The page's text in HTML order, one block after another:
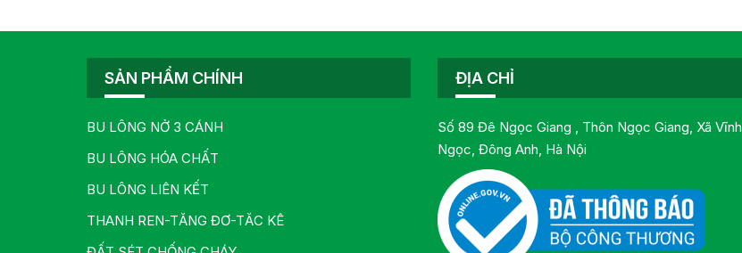
SẢN PHẨM CHÍNH
BU LÔNG NỞ 3 CÁNH
BU LÔNG HÓA CHẤT
BU LÔNG LIÊN KẾT
THANH REN-TĂNG ĐƠ-TĂC KÊ
ĐỊA CHỈ
Số 89 Đê Ngọc Giang , Thôn Ngọc Giang, Xã Vĩnh
Ngọc, Đông Anh, Hà Nội